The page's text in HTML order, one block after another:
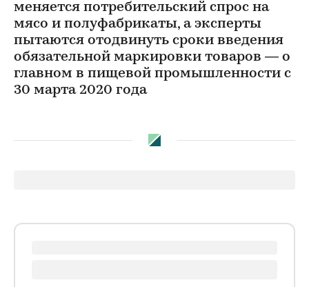
меняется потребительский спрос на
мясо и полуфабрикаты, а эксперты
пытаются отодвинуть сроки введения
обязательной маркировки товаров — о
главном в пищевой промышленности с
30 марта 2020 года